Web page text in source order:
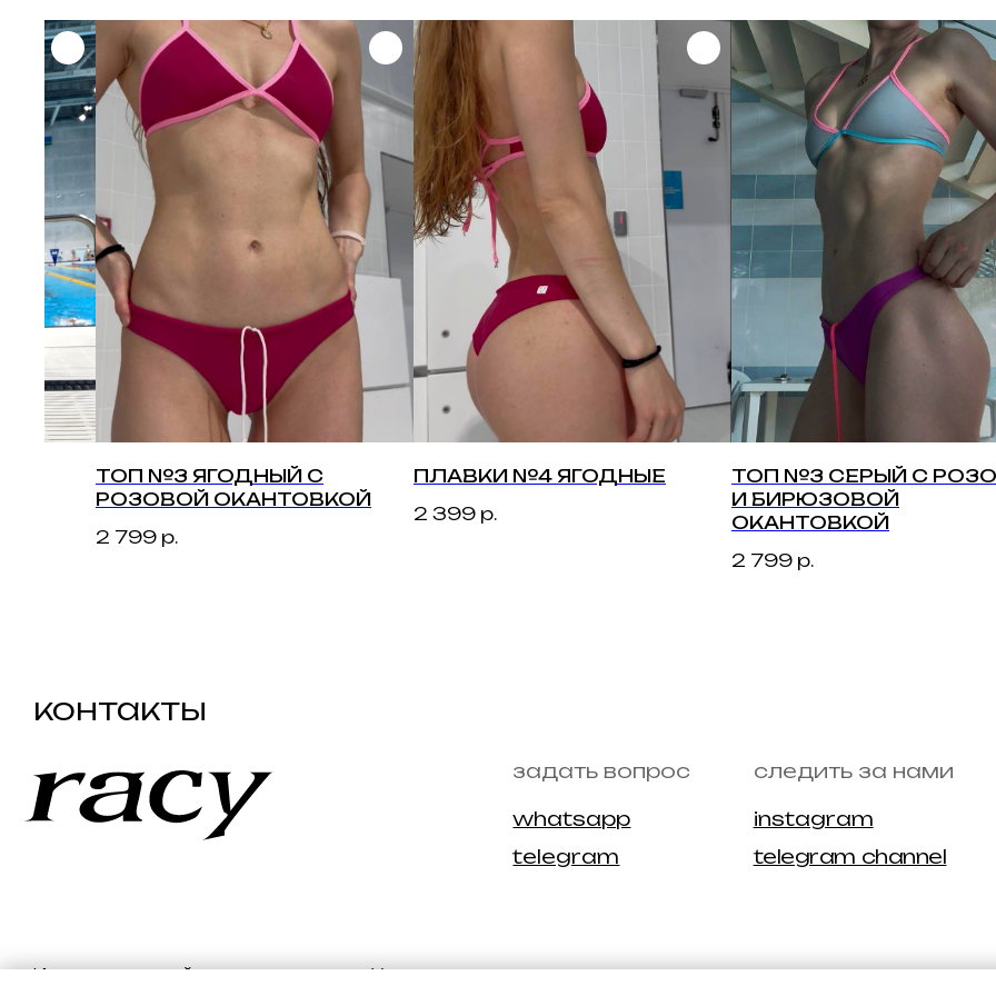
ТОП №3 ЯГОДНЫЙ С
РОЗОВОЙ ОКАНТОВКОЙ
2 799 р.
ПЛАВКИ №4 ЯГОДНЫЕ
2 399 р.
ТОП №3 СЕРЫЙ С
И БИРЮЗОВОЙ
ОКАНТОВКОЙ
2 799 р.
контакты
whatsapp
задать вопрос следить за нами
telegram channel
instagram